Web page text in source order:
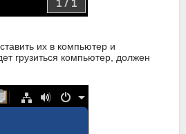
их в компьютер и
грузиться компьютер, должен